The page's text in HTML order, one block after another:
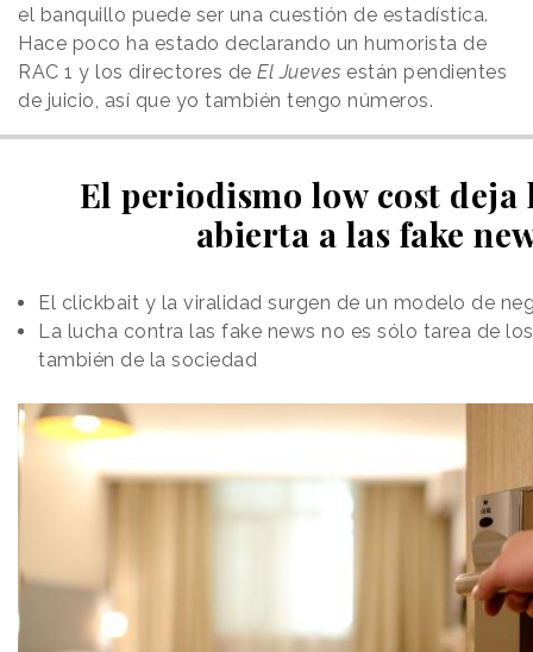
el banquillo puede ser una cuestión de estadística.
Hace poco ha estado declarando un humorista de
RAC 1 y los directores de El Jueves están pendientes
de juicio, así que yo también tengo números.
El periodismo low cost deja
abierta a las fake
El clickbait y la viralidad surgen de un modelo de
La lucha contra las fake news no es sólo tarea de
también de la sociedad